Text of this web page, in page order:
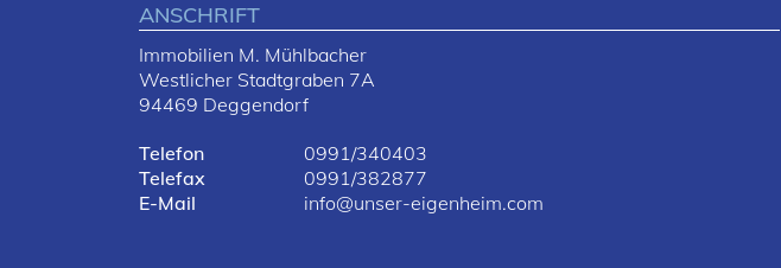
ANSCHRIFT
Immobilien M. Mühlbacher
Westlicher Stadtgraben 7A
94469 Deggendorf
Telefon
0991/340403
Telefax
0991/382877
E-Mail
info@unser-eigenheim.com